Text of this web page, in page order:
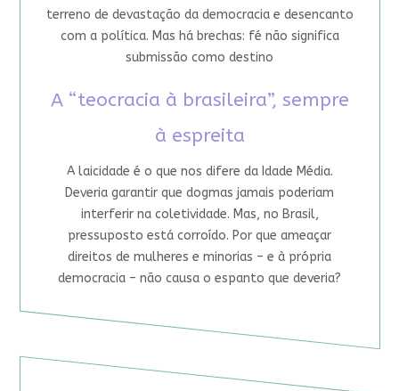
terreno de devastação da democracia e desencanto
com a política. Mas há brechas: fé não significa
submissão como destino
A “teocracia à brasileira”, sempre
à espreita
A laicidade é o que nos difere da Idade Média.
Deveria garantir que dogmas jamais poderiam
interferir na coletividade. Mas, no Brasil,
pressuposto está corroído. Por que ameaçar
direitos de mulheres e minorias – e à própria
democracia – não causa o espanto que deveria?